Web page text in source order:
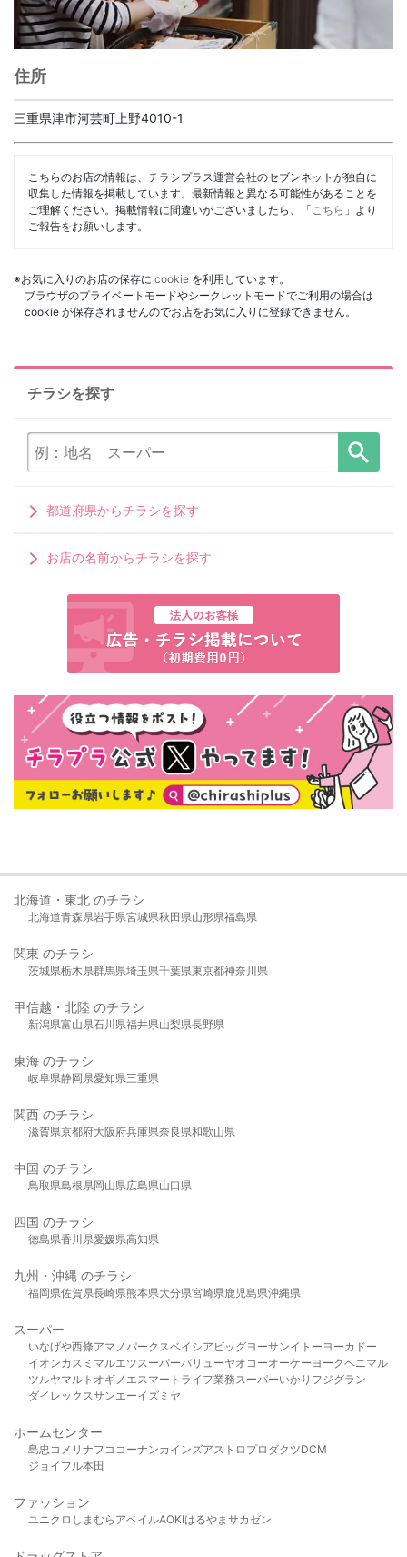
住所
三重県津市河芸町上野4010-1
こちらのお店の情報は、チラシプラス運営会社のセブンネットが独自に
収集した情報を掲載しています。最新情報と異なる可能性があることを
ご理解ください。掲載情報に間違いがございましたら、「 こちら 」より
ご報告をお願いします。
※お気に入りのお店の保存に cookie を利用しています。
ブラウザのプライベートモードやシークレットモードでご利用の場合は
cookie が保存されませんのでお店をお気に入りに登録できません。
チラシを探す
都道府県からチラシを探す
お店の名前からチラシを探す
北海道・東北 のチラシ
北海道青森県岩手県宮城県秋田県山形県福島県
関東 のチラシ
茨城県栃木県群馬県埼玉県千葉県東京都神奈川県
甲信越・北陸 のチラシ
新潟県富山県石川県福井県山梨県長野県
東海 のチラシ
岐阜県静岡県愛知県三重県
関西 のチラシ
滋賀県京都府大阪府兵庫県奈良県和歌山県
中国 のチラシ
鳥取県島根県岡山県広島県山口県
四国 のチラシ
徳島県香川県愛媛県高知県
九州・沖縄 のチラシ
福岡県佐賀県長崎県熊本県大分県宮崎県鹿児島県沖縄県
スーパー
いなげや西條アマノパークスベイシア ビッグヨーサンイトーヨーカドー
イオンカスミ マルエツスーパーバリューヤオコーオーケー ヨークベニマル
ツルヤマルト オギノ エスマート ライフ業務スーパーいかり フジグラン
ダイレックスサンエーイズミヤ
ホームセンター
島忠 コメリ ナフコ コーナンカインズアストロプロダクツDCM
ジョイフル本田
ファッション
ユニクロ しまむら アベイルAOKIはるやま サカゼン